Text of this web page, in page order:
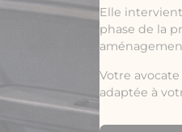
Elle
phase de la
Votre
adaptée à